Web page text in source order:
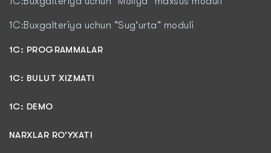
1C:Buxgalteriya uchun "Sug‘urta" moduli
1С: PROGRAMMALAR
1C: BULUT XIZMATI
1C: DEMO
NARXLAR RO'YXATI